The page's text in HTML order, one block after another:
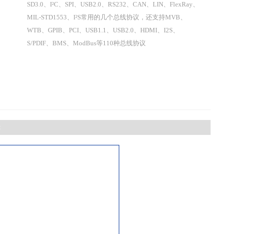
SD3.0、I²C、SPI、USB2.0、RS232、CAN、LIN、FlexRay、
MIL-STD1553、I²S常用的几个总线协议，还支持MVB、
WTB、GPIB、PCI、USB1.1、USB2.0、HDMI、I2S、
S/PDIF、BMS、ModBus等110种总线协议